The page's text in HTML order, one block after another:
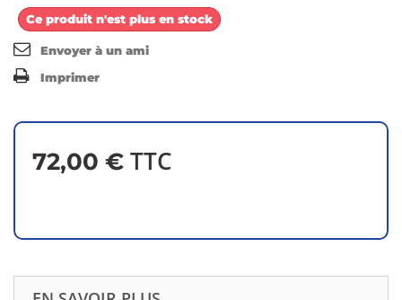
Ce produit n'est plus en stock
Envoyer à un ami
Imprimer
72,00 € TTC